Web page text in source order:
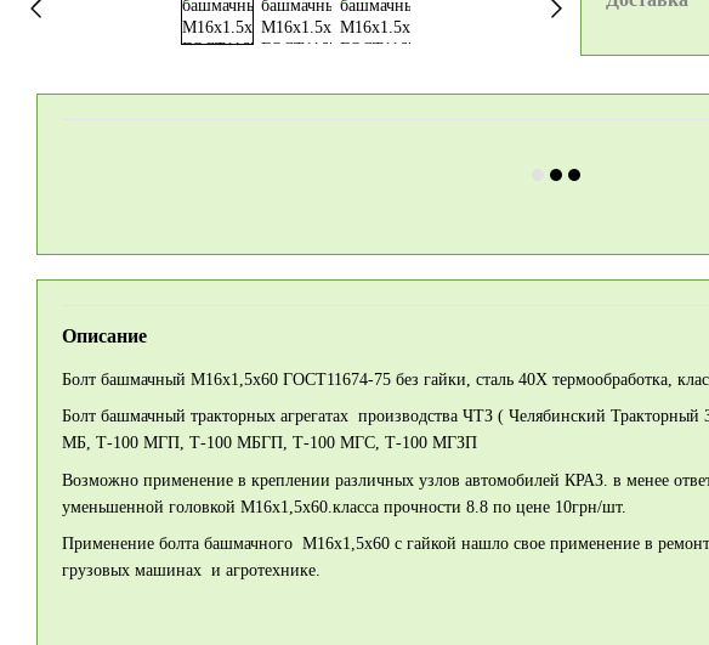
Описание
Болт башмачный М16х1,5х60 ГОСТ11674-75 без гайки, сталь 40Х термообработка,
Болт башмачный тракторных агрегатах производства ЧТЗ ( Челябинский
МБ, Т-100 МГП, Т-100 МБГП, Т-100 МГС, Т-100 МГЗП
Возможно применение в креплении различных узлов автомобилей КРАЗ. в менее
уменьшенной головкой М16х1,5х60.класса прочности 8.8 по цене 10грн/шт.
Применение болта башмачного М16х1,5х60 с гайкой нашло свое применение в
грузовых машинах и агротехнике.